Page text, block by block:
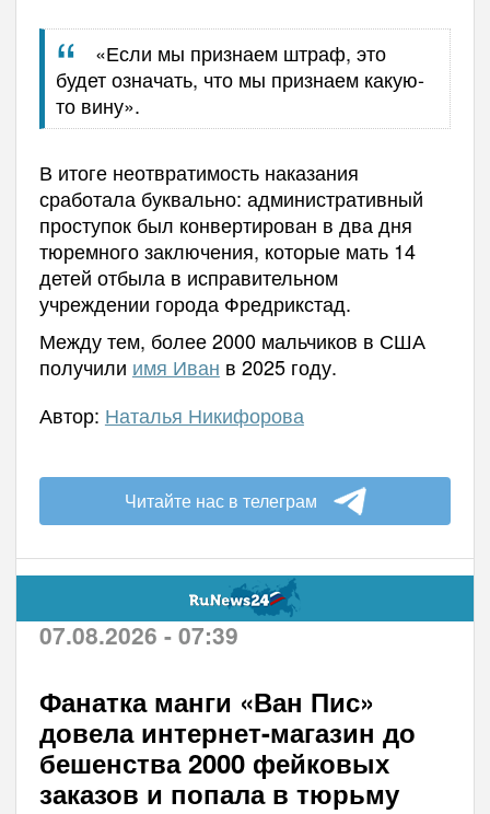
«Если мы признаем штраф, это
будет означать, что мы признаем какую-
то вину».
В итоге неотвратимость наказания
сработала буквально: административный
проступок был конвертирован в два дня
тюремного заключения, которые мать 14
детей отбыла в исправительном
учреждении города Фредрикстад.
Между тем, более 2000 мальчиков в США
получили имя Иван в 2025 году.
Автор: Наталья Никифорова
Читайте нас в телеграм
07.08.2026 - 07:39
Фанатка манги «Ван Пис»
довела интернет-магазин до
бешенства 2000 фейковых
заказов и попала в тюрьму